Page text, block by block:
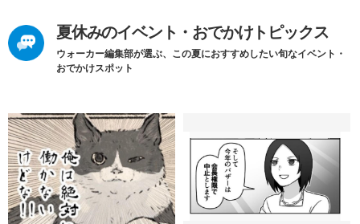
夏休みのイベント・おでかけトピックス
ウォーカー編集部が選ぶ、この夏におすすめしたい旬なイベント・
おでかけスポット